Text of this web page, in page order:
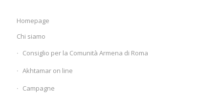
Homepage
Chi siamo
Consiglio per la Comunità Armena di Roma
Akhtamar on line
Campagne